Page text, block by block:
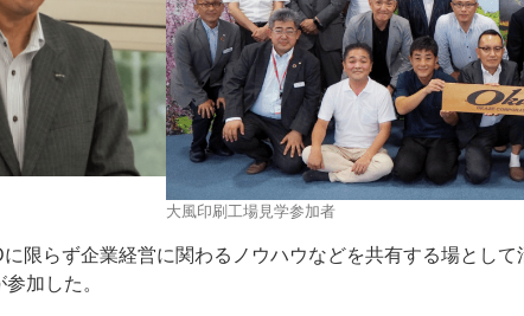
購入申し込み サイトポリシー お問い合わせ
大風印刷工場見学参加者
限らず企業経営に関わるノウハウなどを共有する場とし
加した。